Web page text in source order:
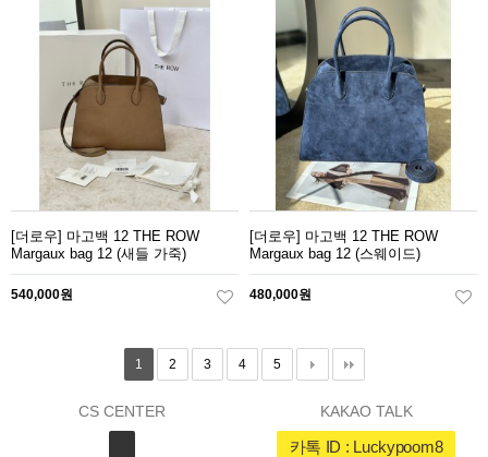
[더로우] 마고백 12 THE ROW
Margaux bag 12 (새들 가죽)
540,000원
[더로우] 마고백 12 THE ROW
Margaux bag 12 (스웨이드)
480,000원
1 2 3 4 5
CS CENTER KAKAO TALK
카톡 ID : Luckypoom8